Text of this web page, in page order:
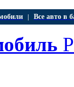
Все авто в